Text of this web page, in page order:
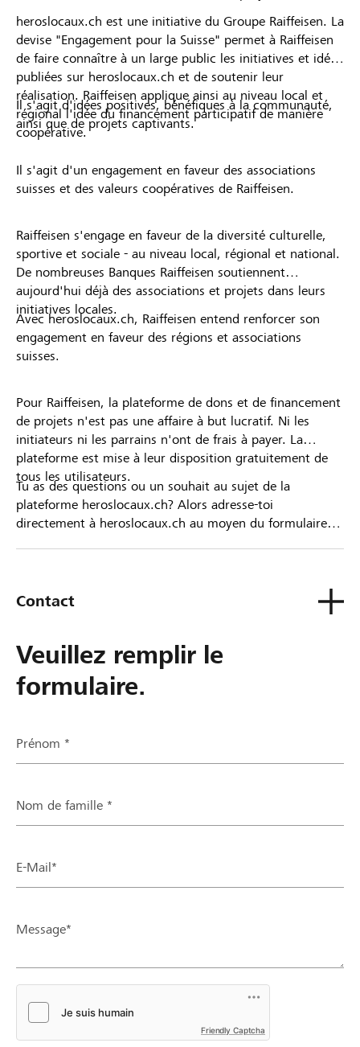
heroslocaux.ch est une initiative du Groupe Raiffeisen. La
devise "Engagement pour la Suisse" permet à Raiffeisen
de faire connaître à un large public les initiatives et idées
publiées sur heroslocaux.ch et de soutenir leur
réalisation. Raiffeisen applique ainsi au niveau local et
régional l'idée du financement participatif de manière
coopérative.
Il s'agit d'idées positives, bénéfiques à la communauté,
ainsi que de projets captivants.
Il s'agit d'un engagement en faveur des associations
suisses et des valeurs coopératives de Raiffeisen.
Raiffeisen s'engage en faveur de la diversité culturelle,
sportive et sociale - au niveau local, régional et national.
De nombreuses Banques Raiffeisen soutiennent
aujourd'hui déjà des associations et projets dans leurs
initiatives locales.
Avec heroslocaux.ch, Raiffeisen entend renforcer son
engagement en faveur des régions et associations
suisses.
Pour Raiffeisen, la plateforme de dons et de financement
de projets n'est pas une affaire à but lucratif. Ni les
initiateurs ni les parrains n'ont de frais à payer. La
plateforme est mise à leur disposition gratuitement de
tous les utilisateurs.
Tu as des questions ou un souhait au sujet de la
plateforme heroslocaux.ch? Alors adresse-toi
directement à heroslocaux.ch au moyen du formulaire
Contact
Veuillez remplir le
formulaire.
Prénom *
Nom de famille *
E-Mail*
Message*
Friendly Captcha